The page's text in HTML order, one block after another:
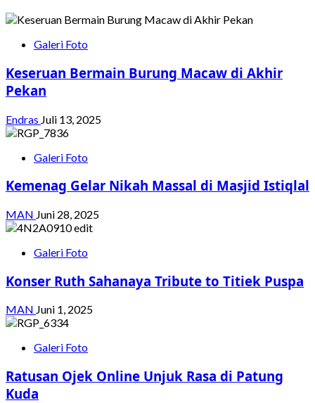
Galeri Foto
Keseruan Bermain Burung Macaw di Akhir
Pekan
Endras Juli 13, 2025
Galeri Foto
Kemenag Gelar Nikah Massal di Masjid Istiqlal
MAN Juni 28, 2025
Galeri Foto
Konser Ruth Sahanaya Tribute to Titiek Puspa
MAN Juni 1, 2025
Galeri Foto
Ratusan Ojek Online Unjuk Rasa di Patung
Kuda